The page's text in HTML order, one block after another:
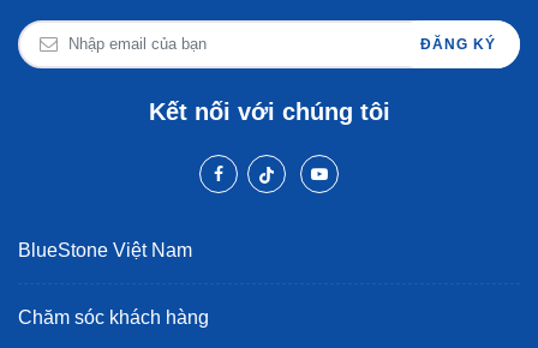
ĐĂNG KÝ
Kết nối với chúng tôi
BlueStone Việt Nam
Chăm sóc khách hàng